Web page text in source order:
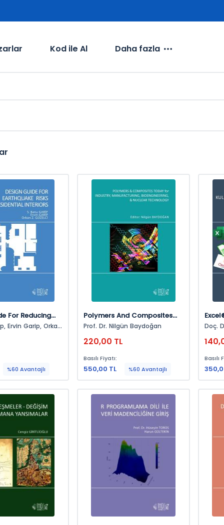
Kod ile Al Daha fazla
For Reducing
In
%60 Avantajlı
Polymers And Composites
Today For Industry,
Bioengineering And Nuclear
Prof. Dr. Nilgün Baydoğan
220,00 TL
Basılı Fiyatı:
550,00 TL %60 Avantajlı
Doç.
Basılı